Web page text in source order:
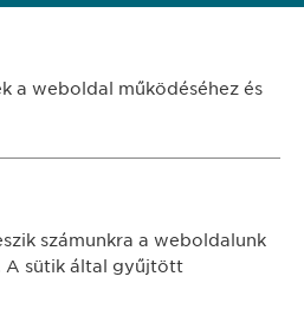
4650
Hungary Kft.
Budapest
u. 13.
a weboldal működéséhez és
számunkra a weboldalunk
A sütik által gyűjtött